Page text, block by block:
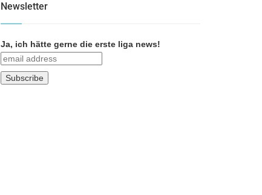
Newsletter
Ja, ich hätte gerne die erste liga news!